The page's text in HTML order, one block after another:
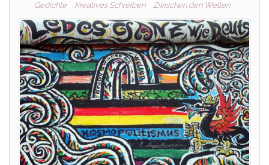
Gedichte Kreatives Schreiben Zwischen den Welten